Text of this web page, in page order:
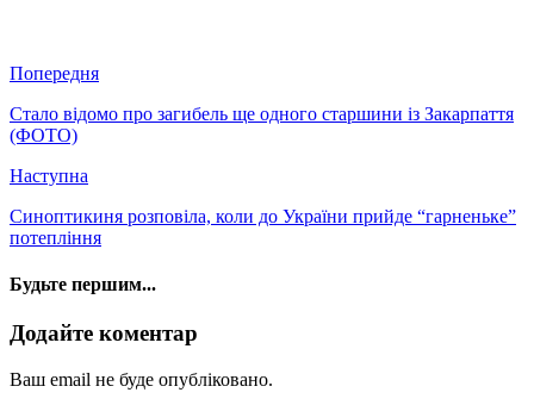
Попередня
Стало відомо про загибель ще одного старшини із Закарпаття
(ФОТО)
Наступна
Синоптикиня розповіла, коли до України прийде “гарненьке”
потепління
Будьте першим...
Додайте коментар
Ваш email не буде опубліковано.